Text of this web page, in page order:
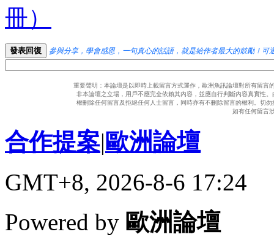
冊）
發表回復 參與分享，學會感恩，一句真心的話語，就是給作者最大的鼓勵！可
重要聲明：本論壇是以即時上載留言方式運作，歐洲魚訊論壇對所有留
非本論壇之立場，用戶不應完全依賴其內容，並應自行判斷內容真實性
權刪除任何留言及拒絕任何人士留言，同時亦有不刪除留言的權利。切
如有任何留言
合作提案|歐洲論壇
GMT+8, 2026-8-6 17:24
Powered by 歐洲論壇